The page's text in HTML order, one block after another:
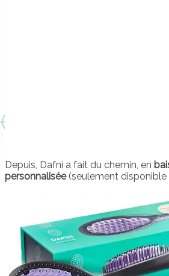
Depuis, Dafni a fait du chemin, en
personnalisée(seulement disponible